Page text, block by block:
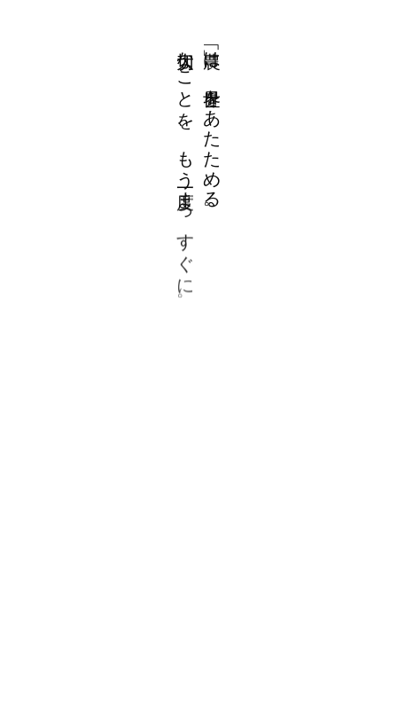
は
、
を
あ
た
た
め
る
。
な
こ
と
を
、
も
う
ま
っ
す
ぐ
に
。